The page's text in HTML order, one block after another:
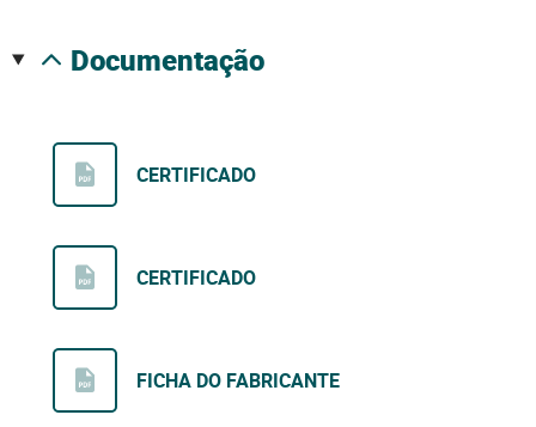
documentação
CERTIFICADO
CERTIFICADO
FICHA DO FABRICANTE